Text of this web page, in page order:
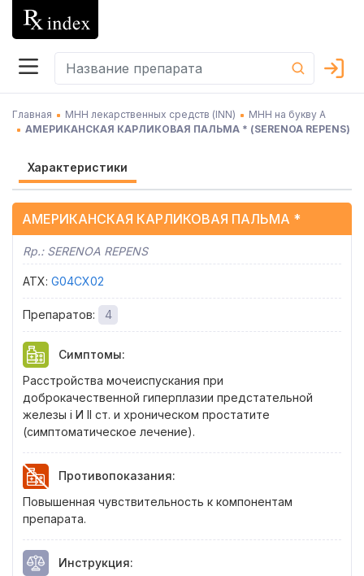
Главная МНН лекарственных средств (INN)
МНН на букву А
АМЕРИКАНСКАЯ КАРЛИКОВАЯ ПАЛЬМА * (SERENOA REPENS)
Характеристики
АМЕРИКАНСКАЯ КАРЛИКОВАЯ ПАЛЬМА *
Rp.: SERENOA REPENS
АТХ: G04CX02
Препаратов: 4
Симптомы:
Расстройства мочеиспускания при
доброкачественной гиперплазии предстательной
железы i И II ст. и хроническом простатите
(симптоматическое лечение).
Противопоказания:
Повышенная чувствительность к компонентам
препарата.
Инструкция: